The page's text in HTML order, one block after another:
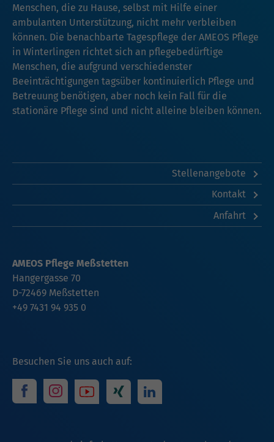
Menschen, die zu Hause, selbst mit Hilfe einer
ambulanten Unterstützung, nicht mehr verbleiben
können. Die benachbarte Tagespflege der AMEOS Pflege
in Winterlingen richtet sich an pflegebedürftige
Menschen, die aufgrund verschiedenster
Beeinträchtigungen tagsüber kontinuierlich Pflege und
Betreuung benötigen, aber noch kein Fall für die
stationäre Pflege sind und nicht alleine bleiben können.
Stellenangebote
Kontakt
Anfahrt
Besuchen Sie uns auch auf:
AMEOS Pflege Meßstetten
Hangergasse 70
D-72469 Meßstetten
+49 7431 94 935 0